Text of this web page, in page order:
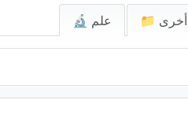
🔬 علم 📁 أخرى